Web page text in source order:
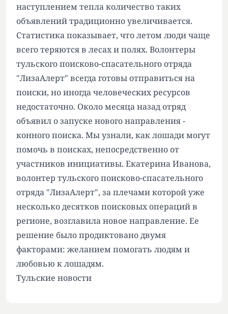
наступлением тепла количество таких
объявлений традиционно увеличивается.
Статистика показывает, что летом люди чаще
всего теряются в лесах и полях. Волонтеры
тульского поисково-спасательного отряда
"ЛизаАлерт" всегда готовы отправиться на
поиски, но иногда человеческих ресурсов
недостаточно. Около месяца назад отряд
объявил о запуске нового направления -
конного поиска. Мы узнали, как лошади могут
помочь в поисках, непосредственно от
участников инициативы. Екатерина Иванова,
волонтер тульского поисково-спасательного
отряда "ЛизаАлерт", за плечами которой уже
несколько десятков поисковых операций в
регионе, возглавила новое направление. Ее
решение было продиктовано двумя
факторами: желанием помогать людям и
любовью к лошадям.
Тульские новости